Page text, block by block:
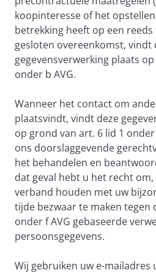
koopinteresse of het
betrekking heeft op een
gesloten overeenkomst, vindt
gegevensverwerking plaats
onder b AVG.
Wanneer het contact om
plaatsvindt, vindt deze
op grond van art. 6 lid 1 onder
ons doorslaggevende
het behandelen en
dat geval hebt u het recht
verband houden met uw
tijde bezwaar te maken tegen
onder f AVG gebaseerde
persoonsgegevens.
Wij gebruiken uw e-